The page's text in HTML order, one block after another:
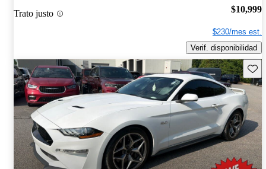
Trato justo $10,999
$230/mes est.
Verif. disponibilidad